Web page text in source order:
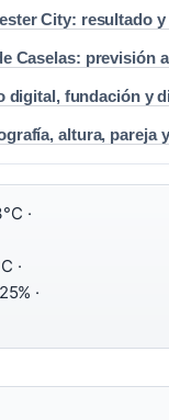
City: resultado
Caselas: previsión
digital, fundación y
altura, pareja
·
·
25% ·